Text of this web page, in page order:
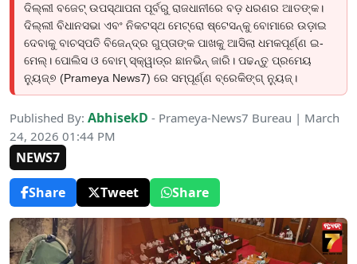
ଦିଲ୍ଲୀ ବଜେଟ୍ ଉପସ୍ଥାପନା ପୂର୍ବରୁ ରାଜଧାନୀରେ ବଡ଼ ଧରଣର ଆତଙ୍କ।
ଦିଲ୍ଲୀ ବିଧାନସଭା ଏବଂ ନିକଟସ୍ଥ ମେଟ୍ରୋ ଷ୍ଟେସନ୍‌କୁ ବୋମାରେ ଉଡ଼ାଇ
ଦେବାକୁ ବାଚସ୍ପତି ବିଜେନ୍ଦ୍ର ଗୁପ୍ତାଙ୍କ ପାଖକୁ ଆସିଲା ଧମକପୂର୍ଣ୍ଣ ଇ-
ମେଲ୍। ପୋଲିସ ଓ ବୋମ୍ ସ୍କ୍ୱାଡ୍‌ର ଛାନଭିନ୍ ଜାରି। ପଢନ୍ତୁ ପ୍ରମେୟ
ନ୍ୟୁଜ୍୭ (Prameya News7) ରେ ସମ୍ପୂର୍ଣ୍ଣ ବ୍ରେକିଙ୍ଗ୍ ନ୍ୟୁଜ୍।
Published By: AbhisekD - Prameya-News7 Bureau | March
24, 2026 01:44 PM
NEWS7
Share
Tweet Share